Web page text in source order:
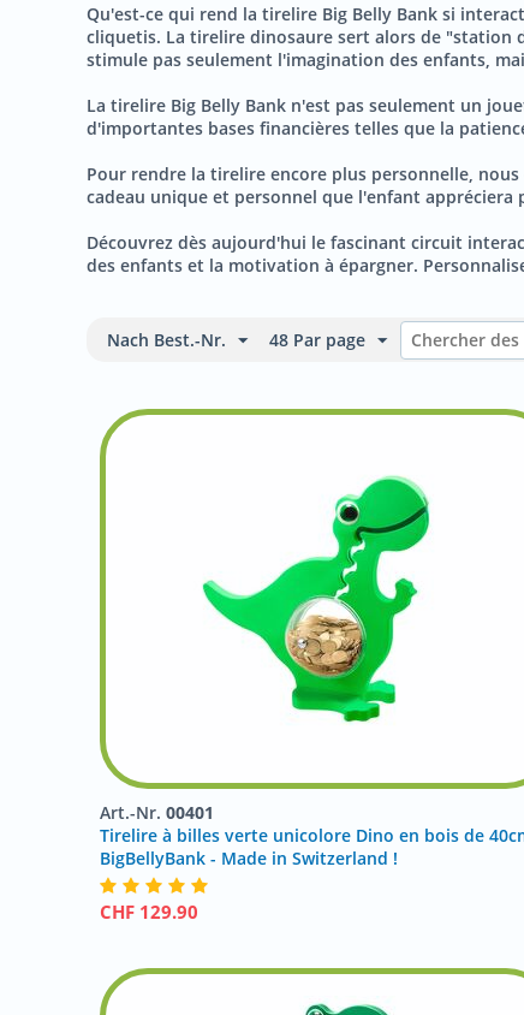
Qu'est-ce qui rend la tirelire Big Belly Bank si
cliquetis. La tirelire dinosaure sert alors de "station
stimule pas seulement l'imagination des enfants,
La tirelire Big Belly Bank n'est pas seulement un
d'importantes bases financières telles que la
Pour rendre la tirelire encore plus personnelle,
cadeau unique et personnel que l'enfant appréciera
Découvrez dès aujourd'hui le fascinant circuit
des enfants et la motivation à épargner.
Nach Best.-Nr. 48 Par page
Art.-Nr. 00401
Tirelire à billes verte unicolore Dino en bois de
BigBellyBank - Made in Switzerland !
CHF 129.90